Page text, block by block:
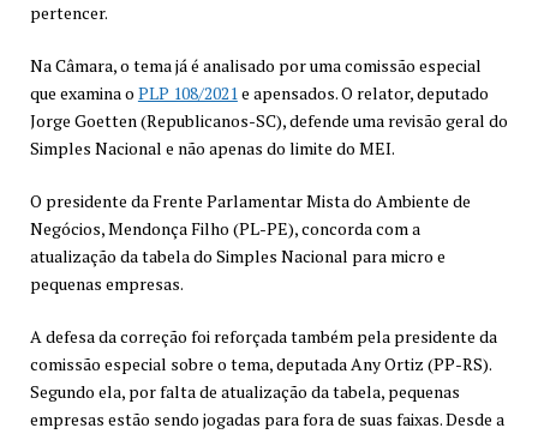
pertencer.
Na Câmara, o tema já é analisado por uma comissão especial
que examina o PLP 108/2021e apensados. O relator, deputado
Jorge Goetten (Republicanos-SC), defende uma revisão geral do
Simples Nacional e não apenas do limite do MEI.
O presidente da Frente Parlamentar Mista do Ambiente de
Negócios, Mendonça Filho (PL-PE), concorda com a
atualização da tabela do Simples Nacional para micro e
pequenas empresas.
A defesa da correção foi reforçada também pela presidente da
comissão especial sobre o tema, deputada Any Ortiz (PP-RS).
Segundo ela, por falta de atualização da tabela, pequenas
empresas estão sendo jogadas para fora de suas faixas. Desde a